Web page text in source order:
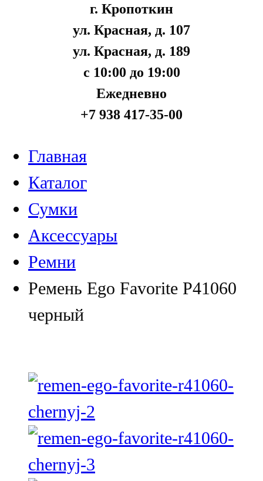
г. Кропоткин
ул. Красная, д. 107
ул. Красная, д. 189
с 10:00 до 19:00
Ежедневно
+7 938 417-35-00
Главная
Каталог
Сумки
Аксессуары
Ремни
Ремень Ego Favorite Р41060
черный